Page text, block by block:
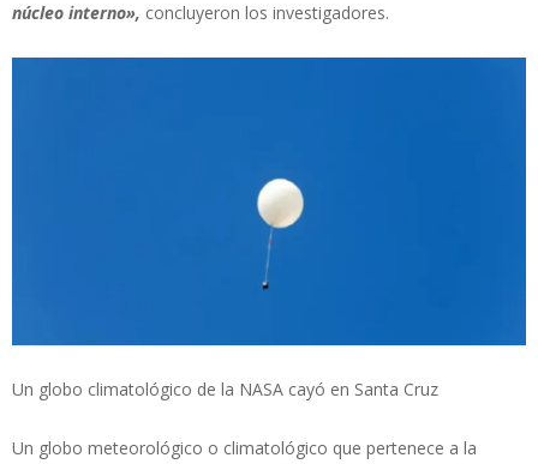
núcleo interno», concluyeron los investigadores.
Un globo climatológico de la NASA cayó en Santa Cruz
Un globo meteorológico o climatológico que pertenece a la